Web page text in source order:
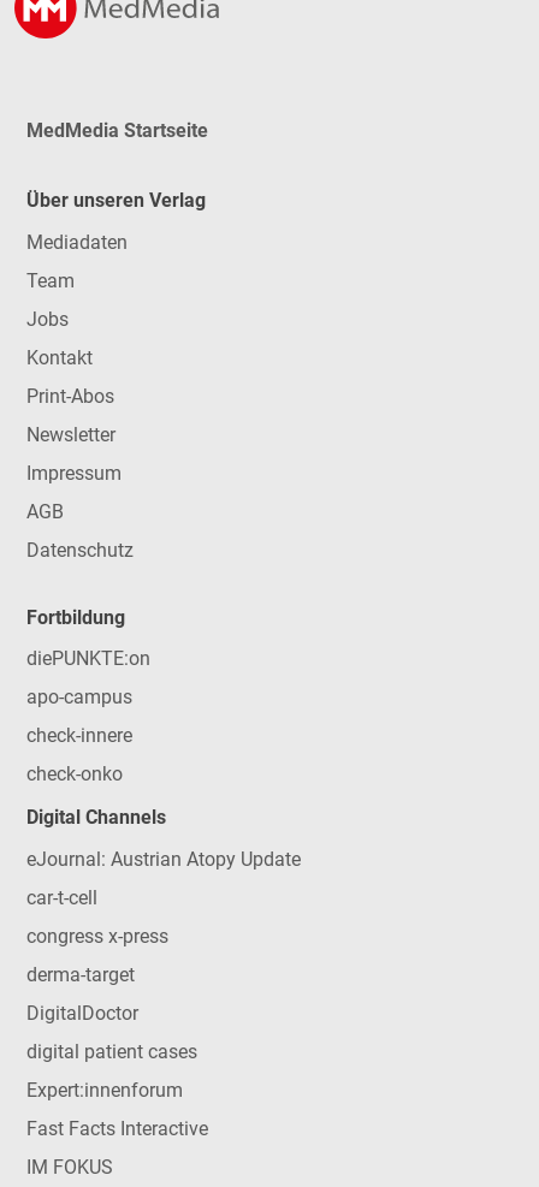
MedMedia Startseite
Über unseren Verlag
Mediadaten
Team
Jobs
Kontakt
Print-Abos
Newsletter
Impressum
AGB
Datenschutz
Fortbildung
diePUNKTE:on
apo-campus
check-innere
check-onko
Digital Channels
eJournal: Austrian Atopy Update
car-t-cell
congress x-press
derma-target
DigitalDoctor
digital patient cases
Expert:innenforum
Fast Facts Interactive
IM FOKUS